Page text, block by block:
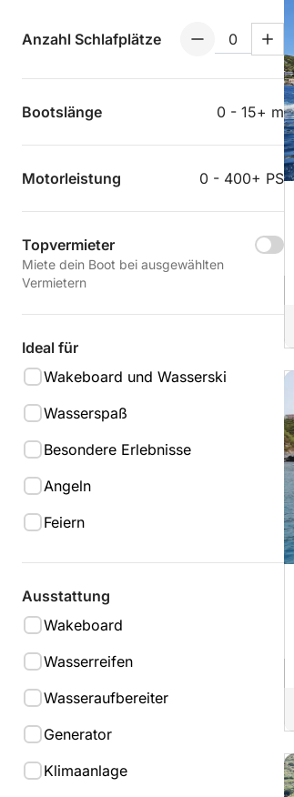
Anzahl Schlafplätze
Bootslänge 0 - 15+ m
Motorleistung 0 - 400+ PS
Topvermieter
Miete dein Boot bei ausgewählten
Vermietern
Ideal für
Wakeboard und Wasserski
Wasserspaß
Besondere Erlebnisse
Angeln
Feiern
Ausstattung
Wakeboard
Wasserreifen
Wasseraufbereiter
Generator
Klimaanlage